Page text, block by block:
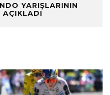
YARIŞLARININ
AÇIKLADI